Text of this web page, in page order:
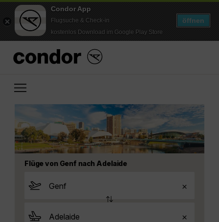
Condor App
Flugsuche & Check-in
kostenlos Download im Google Play Store
öffnen
Flüge von Genf nach Adelaide